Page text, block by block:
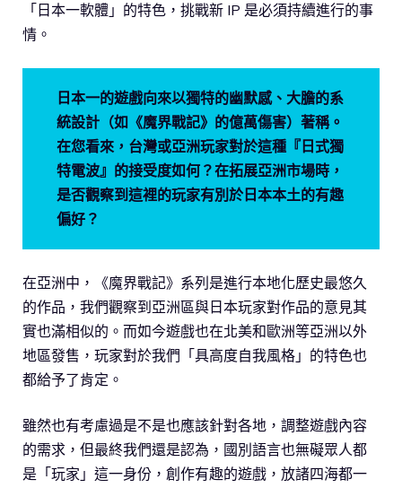
「日本一軟體」的特色，挑戰新 IP 是必須持續進行的事
情。
日本一的遊戲向來以獨特的幽默感、大膽的系
統設計（如《魔界戰記》的億萬傷害）著稱。
在您看來，台灣或亞洲玩家對於這種『日式獨
特電波』的接受度如何？在拓展亞洲市場時，
是否觀察到這裡的玩家有別於日本本土的有趣
偏好？
在亞洲中，《魔界戰記》系列是進行本地化歷史最悠久
的作品，我們觀察到亞洲區與日本玩家對作品的意見其
實也滿相似的。而如今遊戲也在北美和歐洲等亞洲以外
地區發售，玩家對於我們「具高度自我風格」的特色也
都給予了肯定。
雖然也有考慮過是不是也應該針對各地，調整遊戲內容
的需求，但最終我們還是認為，國別語言也無礙眾人都
是「玩家」這一身份，創作有趣的遊戲，放諸四海都一